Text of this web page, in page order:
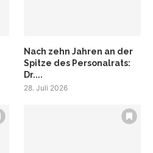
Nach zehn Jahren an der
Spitze des Personalrats:
Dr....
28. Juli 2026